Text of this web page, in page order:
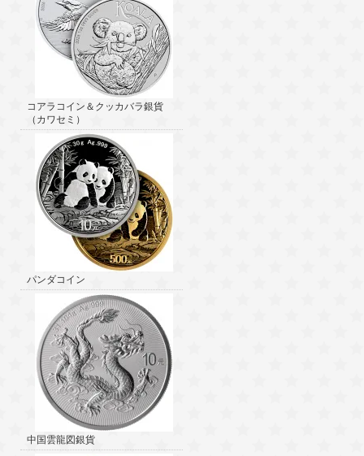
コアラコイン＆クッカバラ銀貨
（カワセミ）
パンダコイン
中国雲龍図銀貨